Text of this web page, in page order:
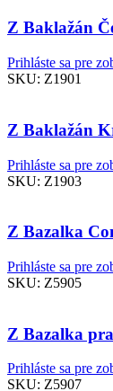
Z Baklažán
Prihláste sa pre
SKU: Z1901
Z Baklažán
Prihláste sa pre
SKU: Z1903
Z Bazalka
Prihláste sa pre
SKU: Z5905
Z Bazalka
Prihláste sa pre
SKU: Z5907